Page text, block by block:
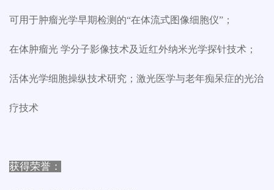
可用于肿瘤光学早期检测的“在体流式图像细胞仪”；
在体肿瘤光 学分子影像技术及近红外纳米光学探针技术；
活体光学细胞操纵技术研究；激光医学与老年痴呆症的光治
疗技术
获得荣誉：